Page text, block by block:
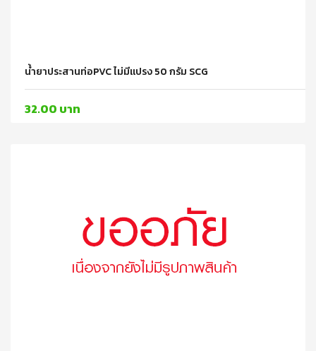
น้ำยาประสานท่อPVC ไม่มีแปรง 50 กรัม SCG
32.00 บาท